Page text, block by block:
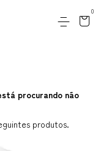
0
procurando não
produtos.